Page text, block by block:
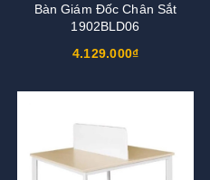
Bàn Giám Đốc Chân Sắt
1902BLD06
4.129.000₫